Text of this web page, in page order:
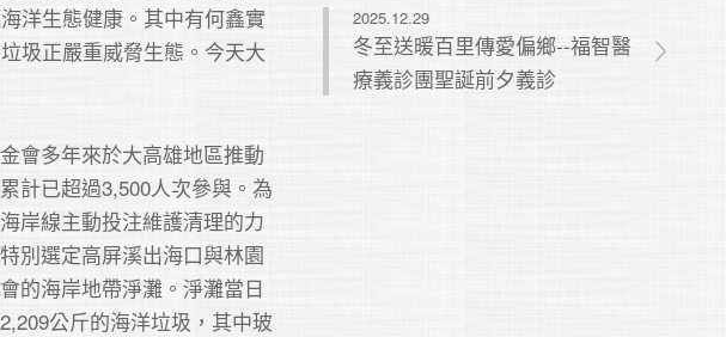
洋生態健康。其中有何鑫實
圾正嚴重威脅生態。今天大
會多年來於大高雄地區推動
計已超過3,500人次參與。為
岸線主動投注維護清理的力
別選定高屏溪出海口與林園
的海岸地帶淨灘。淨灘當日
公斤的海洋垃圾，其中玻
2025.12.29
冬至送暖百里傳愛偏鄉--福智醫
療義診團聖誕前夕義診